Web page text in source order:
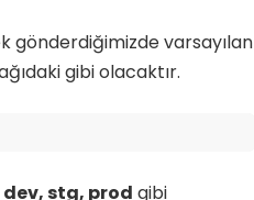
gönderdiğimizde varsayılan
gibi olacaktır.
dev, stg, prod gibi